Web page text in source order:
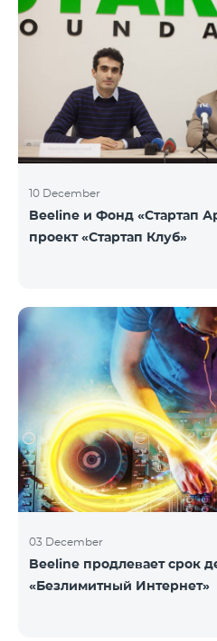
10 December
Beeline и Фонд «Стартап
проект «Стартап Клуб»
03 December
Beeline продлевает срок
«Безлимитный Интернет»